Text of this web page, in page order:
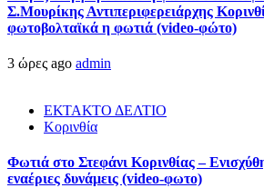
Σ.Μουρίκης Αντιπεριφερειάρχης
φωτοβολταϊκά η φωτιά (video-φώτο)
3 ώρες ago admin
ΕΚΤΑΚΤΟ ΔΕΛΤΙΟ
Κορινθία
Φωτιά στο Στεφάνι Κορινθίας –
εναέριες δυνάμεις (video-φωτο)